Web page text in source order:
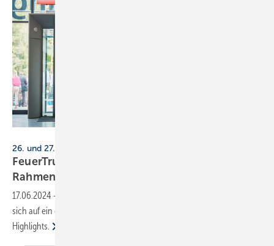
26. und 27. Juni 2024, Messezentrum Nürnberg
FeuerTrutz 2024: so vielfältig ist das
Rahmenprogramm
17.06.2024 -
sich auf ein erweitertes Rahmenprogramm freuen. Das sind die neuen
Highlights.